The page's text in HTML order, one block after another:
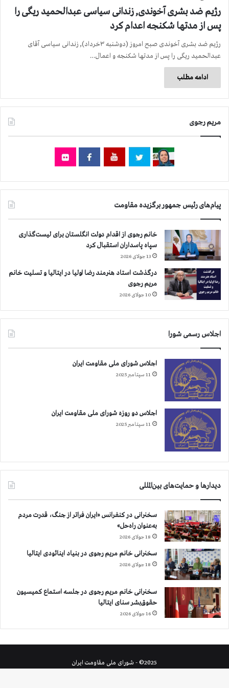
رژیم ضد بشری آخوندی, زندانی سیاسی عبدالحمید ریگی را
پس از مدتها شکنجه اعدام کرد
رژیم ضد بشری آخوندی صبح امروز (دوشنبه ۳خرداد), زندانی سیاسی آقای
عبدالحمید ریگی را پس از مدتها شکنجه و اعمال…
ادامه مطلب
مریم رجوی
پیام‌های رئیس جمهور برگزیده مقاومت
خانم رجوی از اقدام دولت انگلستان برای لیست‌گذاری
سپاه پاسداران استقبال کرد
13 جولای 2026
درگذشت استاد هنرمند رضا اولیا در ایتالیا و تسلیت خانم
مریم رجوی
10 جولای 2026
اجلاس رسمی شورا
اجلاس شورای ملی مقاومت ایران
11 سپتامبر 2025
اجلاس دو روزه شورای ملی مقاومت ایران
11 سپتامبر 2025
دیدارها و حمایت‌های بین‌المللی
سخنرانی در کنفرانس «ایران فراتر از جنگ، قدرت مردم
به‌عنوان راه‌حل»
18 جولای 2026
سخنرانی خانم مریم رجوی در بنیاد اینائودی ایتالیا
18 جولای 2026
سخنرانی خانم مریم رجوی در جلسه استماع کمیسیون
حقوق‌بشر سنای ایتالیا
16 جولای 2026
2025© - شورای ملی مقاومت ایران